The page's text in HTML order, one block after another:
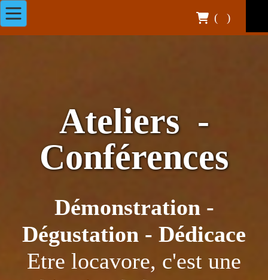
( )
Ateliers -
Conférences
Démonstration -
Dégustation - Dédicace
Etre locavore, c'est une